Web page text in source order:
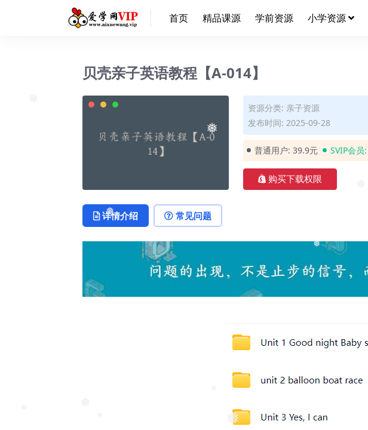
❅
首页
精品课源 学前资源 小学资源
贝壳亲子英语教程【A-014】
资源分类: 亲子资源
发布时间: 2025-09-28
普通用户: 39.9元 SVIP会员:
购买下载权限
详情介绍 常见问题